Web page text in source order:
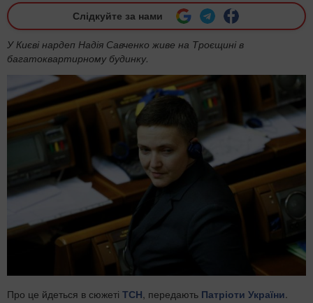
Слідкуйте за нами
У Києві нардеп Надія Савченко живе на Троєщині в
багатоквартирному будинку.
Про це йдеться в сюжеті ТСН, передають Патріоти України.